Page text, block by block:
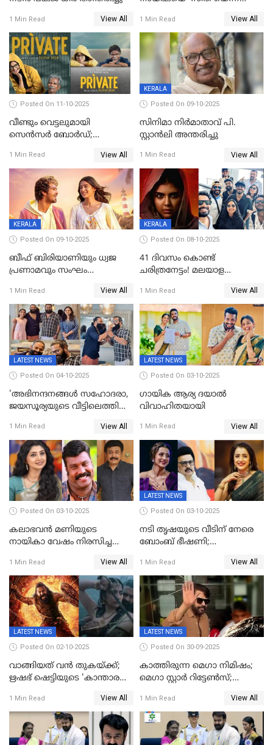
1 Min Read View All
ബോർഡ്
1 Min Read View All
Posted On 11-10-2025
വീണ്ടും വെട്ടലുമായി
സെന്‍സര്‍ ബോര്‍ഡ്;
തിരുത്തല്‍
1 Min Read View All
KERALA
Posted On 09-10-2025
സിനിമാ നിർമാതാവ് പി.
സ്റ്റാൻലി അന്തരിച്ചു
1 Min Read View All
KERALA
Posted On 09-10-2025
ബീഫ് ബിരിയാണിയും ധ്വജ
പ്രണാമവും സംഘം
നിഗത്തിന്റെ ഹാൽ
സിനിമയ്ക്ക്
സെൻസർബോർഡിന്റെ
കടുംവെട്ട്
1 Min Read View All
KERALA
Posted On 08-10-2025
41 ദിവസം കൊണ്ട്
ചരിത്രനേട്ടം! മലയാള
അധ്യായം, വിസ്മയമായി
ലോക 300 കോടി ക്ലബ്ബിൽ
1 Min Read View All
LATEST NEWS
Posted On 04-10-2025
'അഭിനന്ദനങ്ങൾ സഹോദരാ,
ജയസൂര്യയുടെ വീട്ടിലെത്തി
ആഘോഷം'
1 Min Read View All
LATEST NEWS
Posted On 03-10-2025
ഗായിക ആര്യ ദയാൽ
വിവാഹിതയായി
1 Min Read View All
Posted On 03-10-2025
കലാഭവൻ മണിയുടെ
നായികാ വേഷം നിരസിച്ച
നടി ദിവ്യ ഉണ്ണിയല്ലെന്നും
സമൂഹമാധ്യമത്തിൽ കുറിപ്പ്
1 Min Read View All
LATEST NEWS
Posted On 03-10-2025
നടി തൃഷയുടെ വീടിന് നേരെ
ബോംബ് ഭീഷണി;
കണ്ടെത്തൽ
1 Min Read View All
LATEST NEWS
Posted On 02-10-2025
വാങ്ങിയത് വൻ തുകയ്ക്ക്;
ഋഷഭ് ഷെട്ടിയുടെ 'കാന്താര
കാണാം
1 Min Read View All
LATEST NEWS
Posted On 30-09-2025
കാത്തിരുന്ന മെഗാ നിമിഷം;
മെഗാ സ്റ്റാർ റിട്ടേൺസ്;
ക്യാമറയ്ക്ക് മുന്നിലേക്ക്
1 Min Read View All